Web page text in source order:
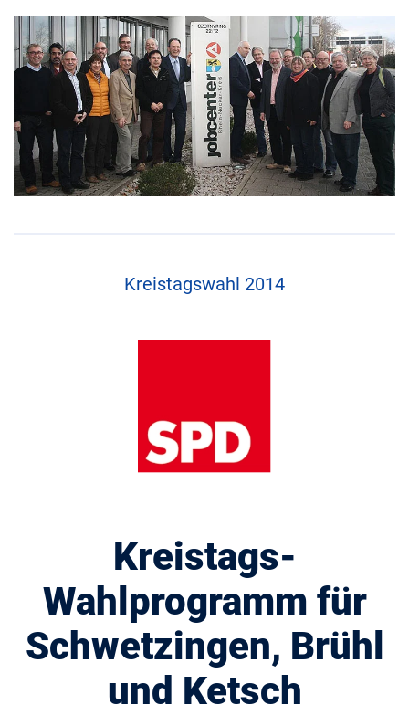
Kreistagswahl 2014
Kreistags-
Wahlprogramm für
Schwetzingen, Brühl
und Ketsch